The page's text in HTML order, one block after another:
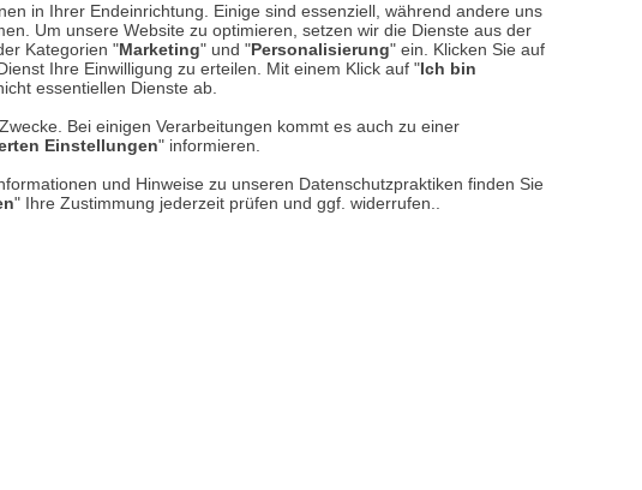
in Ihrer Endeinrichtung. Einige sind essenziell, während andere uns
Um unsere Website zu optimieren, setzen wir die Dienste aus der
Kategorien "Marketing" und "Personalisierung" ein. Klicken Sie auf
Ihre Einwilligung zu erteilen. Mit einem Klick auf "Ich bin
essentiellen Dienste ab.
Bei einigen Verarbeitungen kommt es auch zu einer
Einstellungen" informieren.
und Hinweise zu unseren Datenschutzpraktiken finden Sie
" Ihre Zustimmung jederzeit prüfen und ggf. widerrufen..
UnsereVersand- und Zahlungsarten